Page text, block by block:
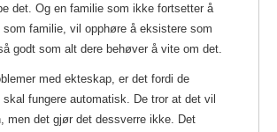
det. Og en familie som ikke fortsetter å
familie, vil opphøre å eksistere som
godt som alt dere behøver å vite om det.
med ekteskap, er det fordi de
fungere automatisk. De tror at det vil
men det gjør det dessverre ikke. Det